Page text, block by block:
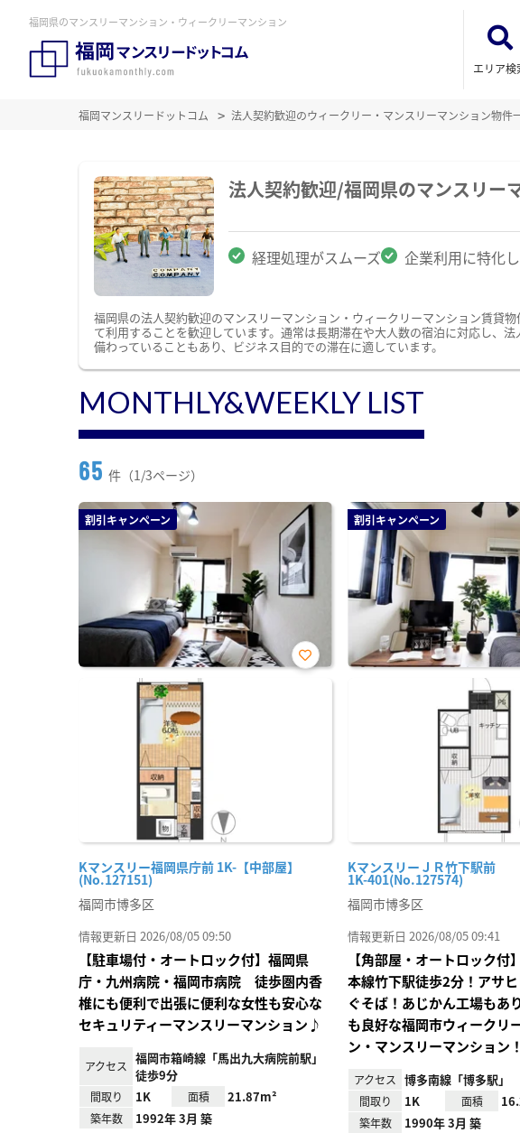
福岡県のマンスリーマンション・ウィークリーマンション
エリア検
福岡マンスリードットコム 法人契約歓迎のウィークリー・マンスリーマンション物件
法人契約歓迎/福岡県のマンスリー
経理処理がスムーズ 企業利用に特化
福岡県の法人契約歓迎のマンスリーマンション・ウィークリーマンション賃貸
て利用することを歓迎しています。通常は長期滞在や大人数の宿泊に対応し、
備わっていることもあり、ビジネス目的での滞在に適しています。
MONTHLY&WEEKLY LIST
65 件（1/3ページ）
割引キャンペーン
Kマンスリー福岡県庁前 1K-【中部屋】
(No.127151)
お気
福岡市博多区
情報更新日 2026/08/05 09:50
【駐車場付・オートロック付】福岡県
庁・九州病院・福岡市病院 徒歩圏内香
椎にも便利で出張に便利な女性も安心な
セキュリティーマンスリーマンション♪
アクセス
福岡市箱崎線「馬出九大病院前駅」
徒歩9分
間取り 1K 面積 21.87m²
築年数 1992年 3月 築
割引キャンペーン
KマンスリーＪＲ竹下駅前
1K-401(No.127574)
福岡市博多区
情報更新日 2026/08/05 09:41
【角部屋・オートロック付
本線竹下駅徒歩2分！アサ
ぐそば！あじかん工場もあ
も良好な福岡市ウィークリ
ン・マンスリーマンション！
アクセス 博多南線「博多駅」
間取り 1K 面積
築年数 1990年 3月 築